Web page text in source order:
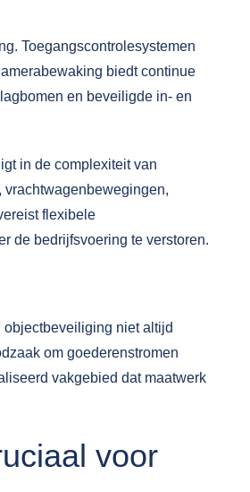
Toegangscontrolesystemen
biedt continue
en beveiligde in- en
in de complexiteit van
vrachtwagenbewegingen,
flexibele
de bedrijfsvoering te verstoren.
niet altijd
om goederenstromen
vakgebied dat maatwerk
voor